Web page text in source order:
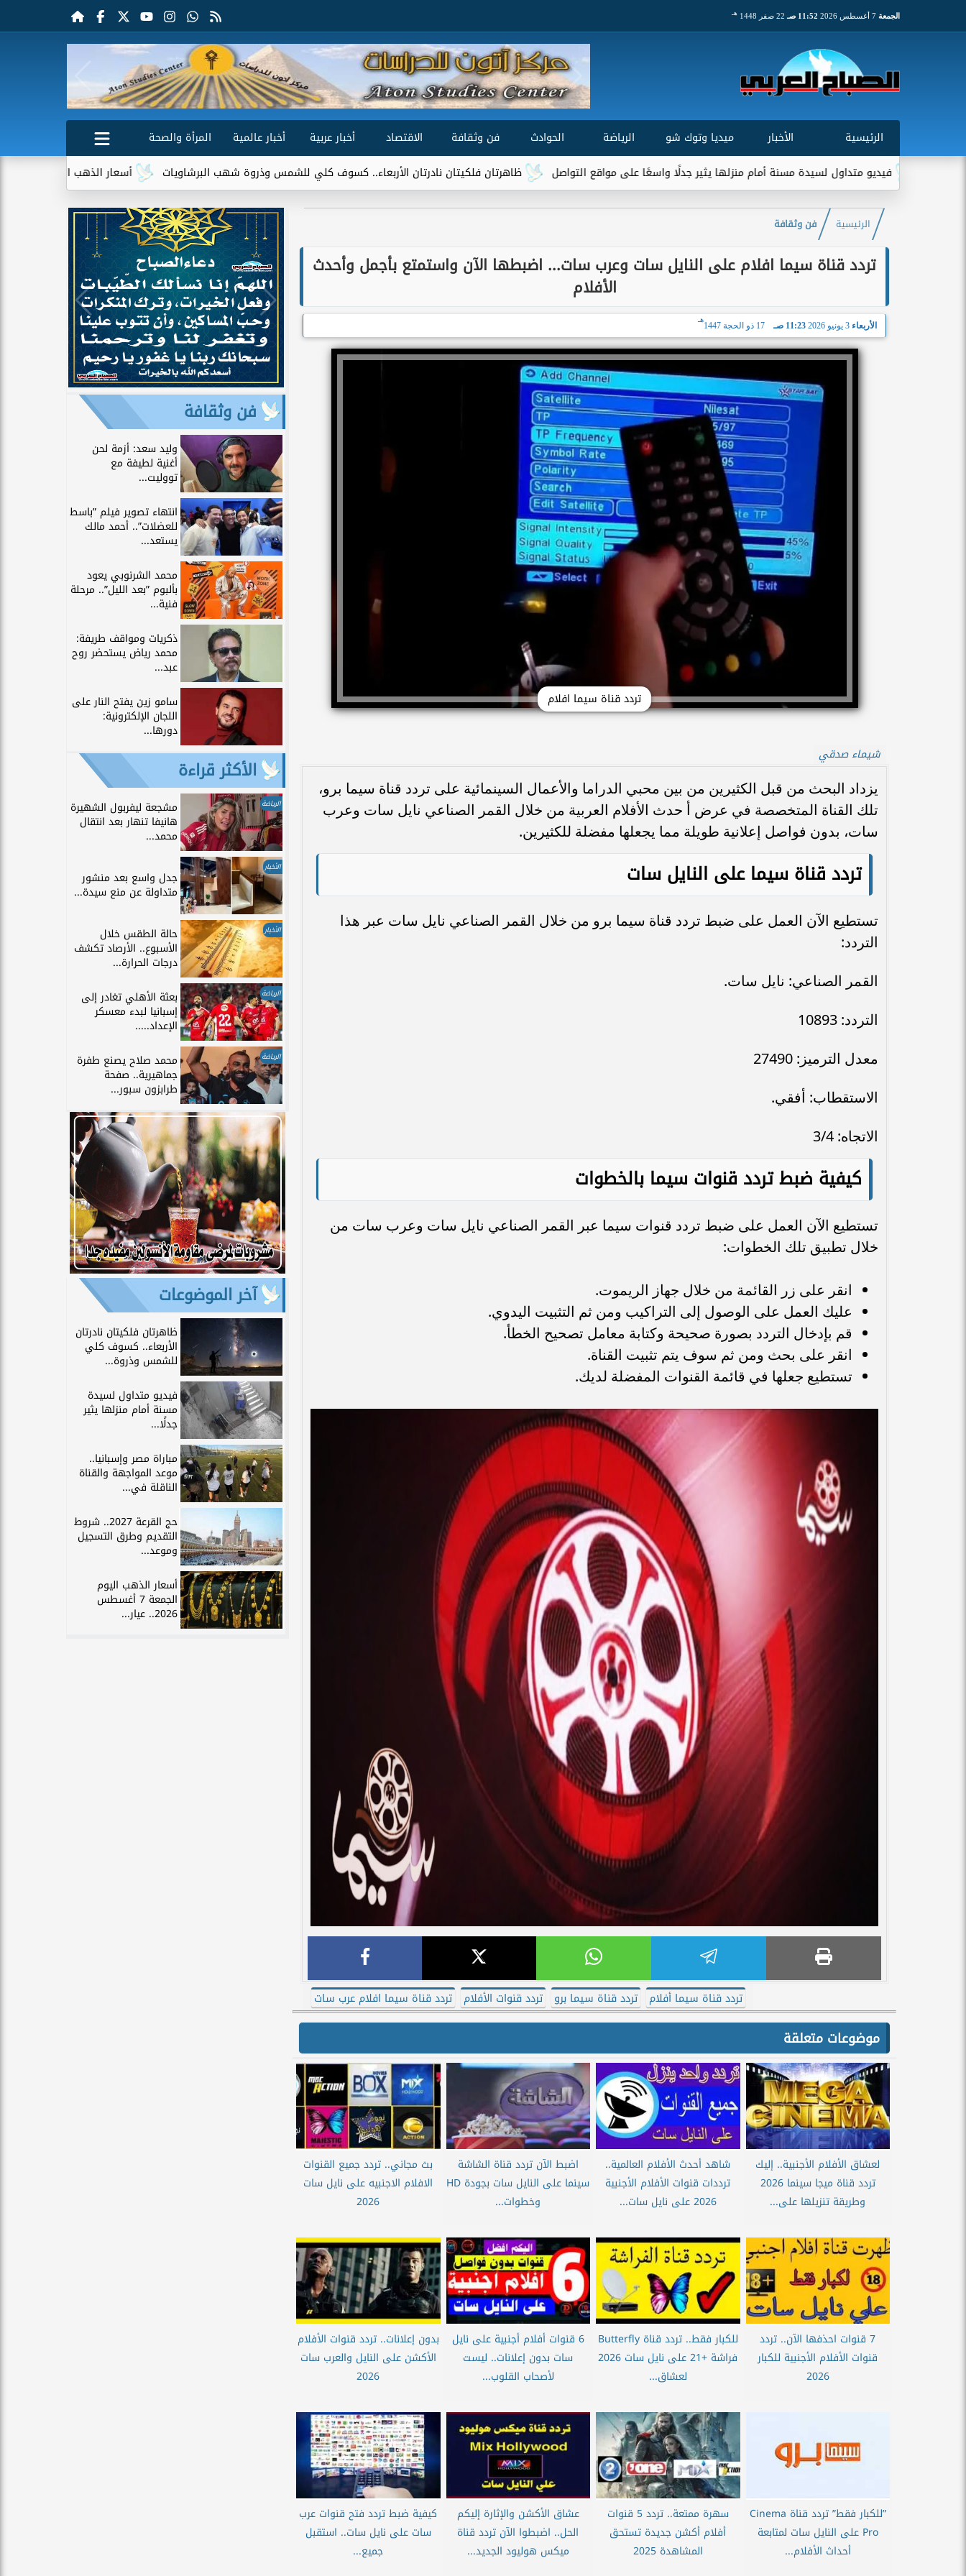
الجمعة 11:52 صـ 22 صفر 1448 هـ
الرئيسية الأخبار ميديا وتوك شو الرياضة الحوادث فن وثقافة الاقتصاد أخبار عربية أخبار عالمية
المرأة والصحة
أسعار الذهب اليوم الجمعة 7 أغسطس 2026.. عيار 21 يسجل 5980 جنيهًا
ظاهرتان فلكيتان نادرتان الأربعاء.. كسوف كلي للشمس وذروة شهب البرشاويات فيديو متداول لسيدة مسنة أمام منزلها يثير جدلًا واسعًا على مواقع التواصل
الرئيسية فن وثقافة
تردد قناة سيما افلام على النايل سات وعرب سات... اضبطها الآن واستمتع بأجمل وأحدث
الأفلام
الأربعاء 3 يونيو 2026 11:23 صـ 17 ذو الحجة 1447
هـ
تردد قناة سيما افلام
شيماء صدقي
يزداد البحث من قبل الكثيرين من بين محبي الدراما والأعمال السينمائية على تردد قناة سيما برو،
تلك القناة المتخصصة في عرض أ حدث الأفلام العربية من خلال القمر الصناعي نايل سات وعرب
سات، بدون فواصل إعلانية طويلة مما يجعلها مفضلة للكثيرين.
تردد قناة سيما على النايل سات
تستطيع الآن العمل على ضبط تردد قناة سيما برو من خلال القمر الصناعي نايل سات عبر هذا
التردد:
القمر الصناعي: نايل سات.
التردد: 10893
معدل الترميز: 27490
الاستقطاب: أفقي.
الاتجاه: 3/4
كيفية ضبط تردد قنوات سيما بالخطوات
تستطيع الآن العمل على ضبط تردد قنوات سيما عبر القمر الصناعي نايل سات وعرب سات من
خلال تطبيق تلك الخطوات:
انقر على زر القائمة من خلال جهاز الريموت.
عليك العمل على الوصول إلى التراكيب ومن ثم التثبيت اليدوي.
قم بإدخال التردد بصورة صحيحة وكتابة معامل تصحيح الخطأ.
انقر على بحث ومن ثم سوف يتم تثبيت القناة.
تستطيع جعلها في قائمة القنوات المفضلة لديك.
تردد قناة سيما أفلام تردد قناة سيما برو تردد قنوات الأفلام تردد قناة سيما افلام عرب سات
موضوعات متعلقة
لعشاق الأفلام الأجنبية.. إليك
تردد قناة ميجا سينما 2026
وطريقة تنزيلها على...
شاهد أحدث الأفلام العالمية..
ترددات قنوات الأفلام الأجنبية
2026 على نايل سات...
اضبط الآن تردد قناة الشاشة
سينما على النايل سات بجودة HD
وخطوات...
بث مجاني.. تردد جميع القنوات
الافلام الاجنبيه على نايل سات
2026
7 قنوات احذفها الآن.. تردد
قنوات الأفلام الأجنبية للكبار
2026
للكبار فقط.. تردد قناة Butterfly
فراشة +21 على نايل سات 2026
لعشاق...
6 قنوات أفلام أجنبية على نايل
سات بدون إعلانات.. ليست
لأصحاب القلوب...
بدون إعلانات.. تردد قنوات الأفلام
الأكشن على النايل والعرب سات
2026
”للكبار فقط” تردد قناة Cinema
Pro على النايل سات لمتابعة
أحداث الأفلام...
سهرة ممتعة.. تردد 5 قنوات
أفلام أكشن جديدة تستحق
المشاهدة 2025
عشاق الأكشن والإثارة إليكم
الحل.. اضبطوا الآن تردد قناة
ميكس هوليود الجديد...
كيفية ضبط تردد فتح قنوات عرب
سات على نايل سات.. استقبل
جميع...
فن وثقافة
وليد سعد: أزمة لحن
أغنية لطيفة مع
تووليت...
انتهاء تصوير فيلم ”باسط
للعضلات”.. أحمد مالك
يستعد...
محمد الشرنوبي يعود
بألبوم ”بعد الليل”.. مرحلة
فنية...
ذكريات ومواقف طريفة:
محمد رياض يستحضر روح
عبد...
سامو زين يفتح النار على
اللجان الإلكترونية:
دورها...
الأكثر قراءة
الرياضة مشجعة ليفربول الشهيرة
هانيفا تنهار بعد انتقال
محمد...
الأخبار
جدل واسع بعد منشور
متداولة عن منع سيدة...
الأخبار حالة الطقس خلال
الأسبوع.. الأرصاد تكشف
درجات الحرارة...
الرياضة بعثة الأهلي تغادر إلى
إسبانيا لبدء معسكر
الإعداد.....
الرياضة محمد صلاح يصنع طفرة
جماهيرية.. صفحة
طرابزون سبور...
آخر الموضوعات
ظاهرتان فلكيتان نادرتان
الأربعاء.. كسوف كلي
للشمس وذروة...
فيديو متداول لسيدة
مسنة أمام منزلها يثير
جدلًا...
مباراة مصر وإسبانيا..
موعد المواجهة والقناة
الناقلة في...
حج القرعة 2027.. شروط
التقديم وطرق التسجيل
وموعد...
أسعار الذهب اليوم
الجمعة 7 أغسطس
2026.. عيار...